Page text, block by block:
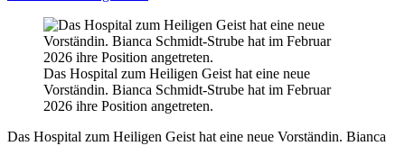
Das Hospital zum Heiligen Geist hat eine neue
Vorständin. Bianca Schmidt-Strube hat im Februar
2026 ihre Position angetreten.
Das Hospital zum Heiligen Geist hat eine neue Vorständin. Bianca